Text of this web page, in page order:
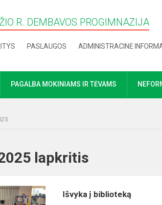
R. DEMBAVOS PROGIMNAZIJA
PASLAUGOS ADMINISTRACINĖ
PAGALBA MOKINIAMS IR TĖVAMS
lapkritis
Išvyka į biblioteką